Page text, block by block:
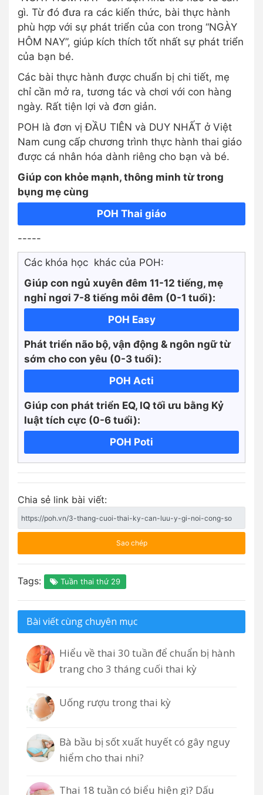
gì. Từ đó đưa ra các kiến thức, bài thực hành
phù hợp với sự phát triển của con trong “NGÀY
HÔM NAY”, giúp kích thích tốt nhất sự phát triển
của bạn bé.
Các bài thực hành được chuẩn bị chi tiết, mẹ
chỉ cần mở ra, tương tác và chơi với con hàng
ngày. Rất tiện lợi và đơn giản.
POH là đơn vị ĐẦU TIÊN và DUY NHẤT ở Việt
Nam cung cấp chương trình thực hành thai giáo
được cá nhân hóa dành riêng cho bạn và bé.
Giúp con khỏe mạnh, thông minh từ trong
bụng mẹ cùng
POH Thai giáo
-----
Các khóa học khác của POH:
Giúp con ngủ xuyên đêm 11-12 tiếng, mẹ
nghỉ ngơi 7-8 tiếng mỗi đêm (0-1 tuổi):
POH Easy
Phát triển não bộ, vận động & ngôn ngữ từ
sớm cho con yêu (0-3 tuổi):
POH Acti
Giúp con phát triển EQ, IQ tối ưu bằng Kỷ
luật tích cực (0-6 tuổi):
POH Poti
Chia sẻ link bài viết:
Sao chép
Tags: Tuần thai thứ 29
Bài viết cùng chuyên mục
Hiểu về thai 30 tuần để chuẩn bị hành
trang cho 3 tháng cuối thai kỳ
Uống rượu trong thai kỳ
Bà bầu bị sốt xuất huyết có gây nguy
hiểm cho thai nhi?
Thai 18 tuần có biểu hiện gì? Dấu